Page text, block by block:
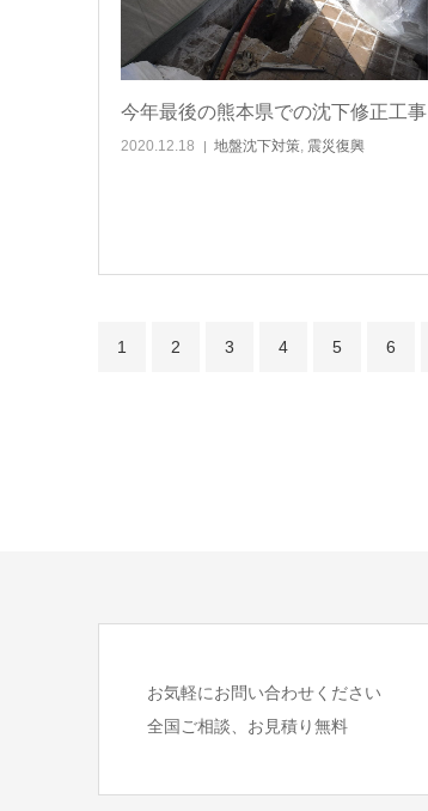
今年最後の熊本県での沈下修正工事
2020.12.18 地盤沈下対策, 震災復興
1 2 3 4 5 6
お気軽にお問い合わせください
全国ご相談、お見積り無料